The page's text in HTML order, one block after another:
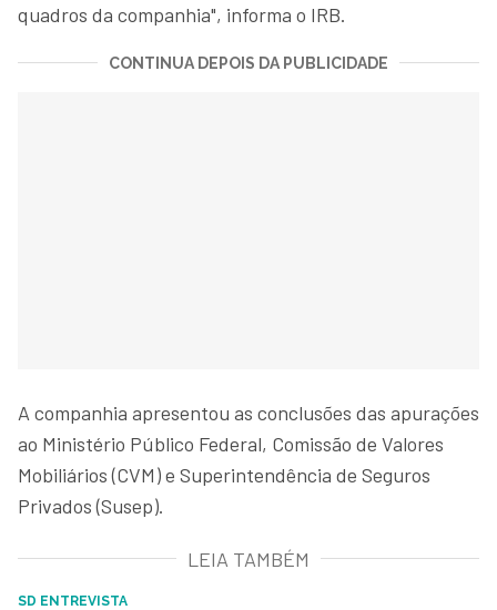
quadros da companhia", informa o IRB.
CONTINUA DEPOIS DA PUBLICIDADE
A companhia apresentou as conclusões das apurações
ao Ministério Público Federal, Comissão de Valores
Mobiliários (CVM) e Superintendência de Seguros
Privados (Susep).
LEIA TAMBÉM
SD ENTREVISTA